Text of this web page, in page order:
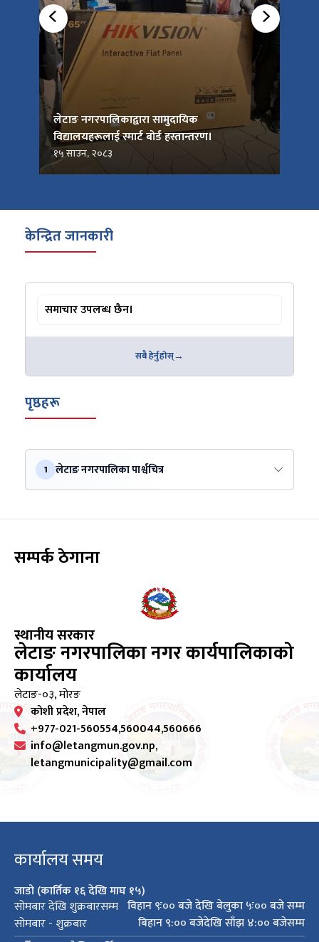
लेटाङ नगरपालिकाद्वारा सामुदायिक
विद्यालयहरूलाई स्मार्ट बोर्ड हस्तान्तरण।
१५ साउन, २०८३
केन्द्रित जानकारी
समाचार उपलब्ध छैन।
सबै हेर्नुहोस्
पृष्ठहरू
1 लेटाङ नगरपालिका पार्श्वचित्र
सम्पर्क ठेगाना
स्थानीय सरकार
लेटाङ नगरपालिका नगर कार्यपालिकाको
कार्यालय
लेटाङ-०३, मोरङ
कोशी प्रदेश, नेपाल
+977-021-560554,560044,560666
info@letangmun.gov.np,
letangmunicipality@gmail.com
कार्यालय समय
जाडो (कार्तिक १६ देखि माघ १५)
सोमबार देखि शुक्रबारसम्म विहान ९ः०० बजे देखि बेलुका ५ः०० बजे सम्म
सोमबार - शुक्रबार
बिहान ९:०० बजेदेखि साँझ ४:०० बजेसम्म